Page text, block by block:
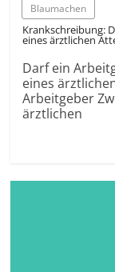
Blaumachen
Krankschreibung:
eines ärztlichen
Darf ein
eines
Arbeitgeber
ärztlichen